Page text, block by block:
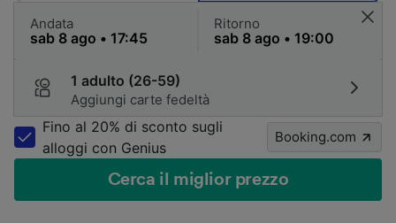
Andata Ritorno
1 adulto (26-59)
Aggiungi carte fedeltà
Fino al 20% di sconto sugli
alloggi con Genius
Booking.com
Cerca il miglior prezzo